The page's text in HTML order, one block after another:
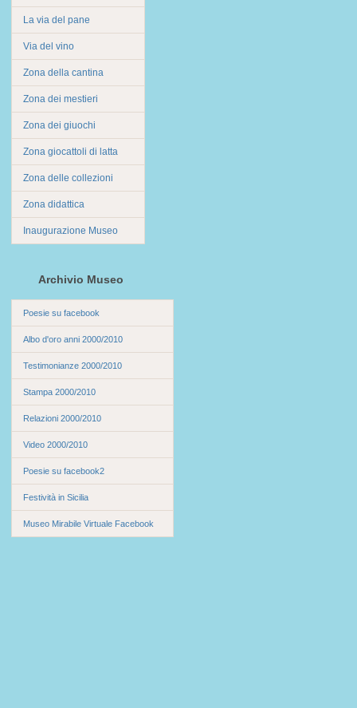
La via del pane
Via del vino
Zona della cantina
Zona dei mestieri
Zona dei giuochi
Zona giocattoli di latta
Zona delle collezioni
Zona didattica
Inaugurazione Museo
Archivio Museo
Poesie su facebook
Albo d'oro anni 2000/2010
Testimonianze 2000/2010
Stampa 2000/2010
Relazioni 2000/2010
Video 2000/2010
Poesie su facebook2
Festività in Sicilia
Museo Mirabile Virtuale Facebook